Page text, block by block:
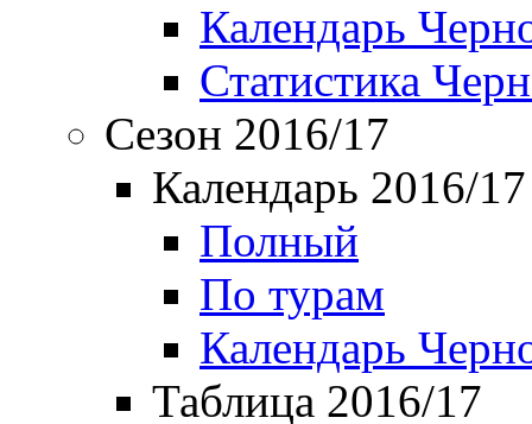
Календарь
Статистика
Сезон 2016/17
Календарь 2016/17
Полный
По турам
Календарь
Таблица 2016/17